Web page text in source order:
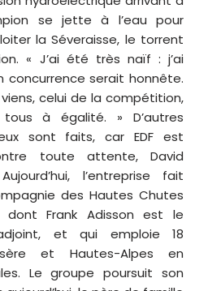
se jette à l’eau pour
la Séveraisse, le torrent
« J’ai été très naïf : j’ai
concurrence serait honnête.
viens, celui de la compétition,
à égalité. » D’autres
sont faits, car EDF est
toute attente, David
l’entreprise fait
des Hautes Chutes
dont Frank Adisson est le
et qui emploie 18
et Hautes-Alpes en
Le groupe poursuit son